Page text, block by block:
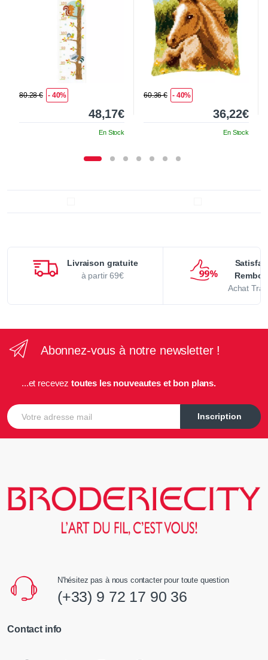
80.28 € - 40%
48,17€
En Stock
60.36 € - 40%
36,22€
En Stock
Livraison gratuite
à partir 69€
Achat
Abonnez-vous à notre newsletter !
...et recevez toutes les nouveautes et bon plans.
E-mail
Inscription
N'hésitez pas à nous contacter pour toute question
(+33) 9 72 17 90 36
Contact info